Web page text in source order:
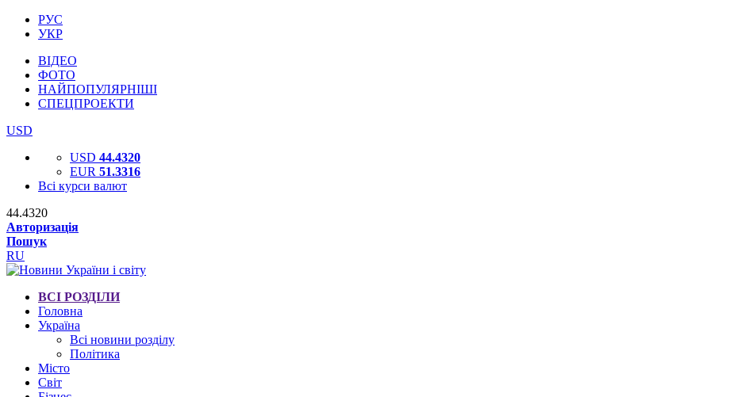
РУС
УКР
ВІДЕО
ФОТО
НАЙПОПУЛЯРНІШІ
СПЕЦПРОЕКТИ
USD
USD 44.4320
EUR 51.3316
Всі курси валют
44.4320
Авторизація
Пошук
RU
ВСІ РОЗДІЛИ
Головна
Україна
Всі новини розділу
Політика
Місто
Світ